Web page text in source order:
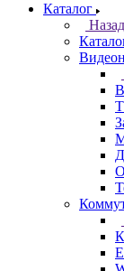
Каталог
Назад